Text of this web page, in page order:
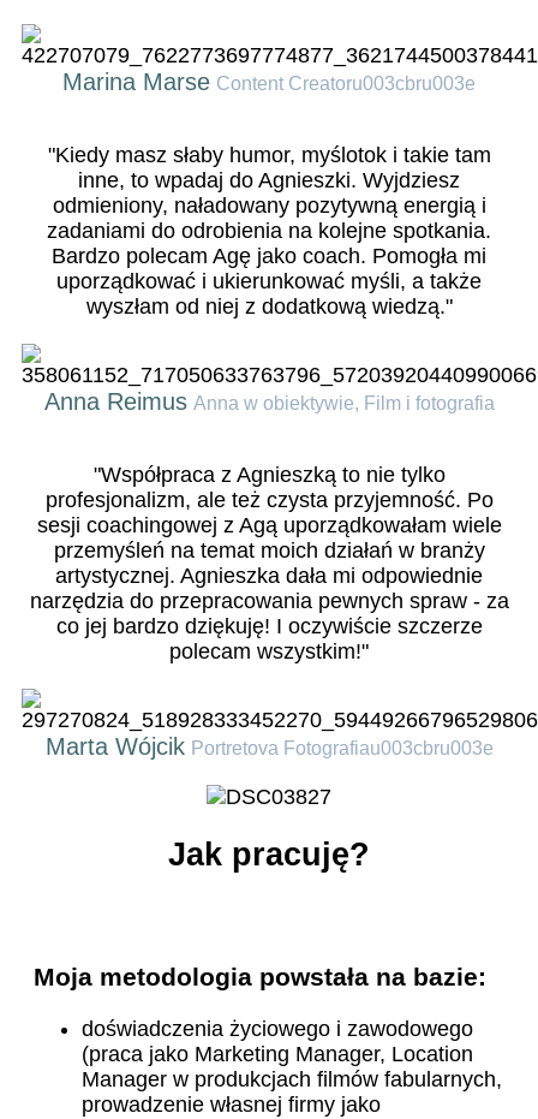
Marina Marse Content Creatoru003cbru003e
"Kiedy masz słaby humor, myślotok i takie tam
inne, to wpadaj do Agnieszki. Wyjdziesz
odmieniony, naładowany pozytywną energią i
zadaniami do odrobienia na kolejne spotkania.
Bardzo polecam Agę jako coach. Pomogła mi
uporządkować i ukierunkować myśli, a także
wyszłam od niej z dodatkową wiedzą."
Anna Reimus Anna w obiektywie, Film i fotografia
"Współpraca z Agnieszką to nie tylko
profesjonalizm, ale też czysta przyjemność. Po
sesji coachingowej z Agą uporządkowałam wiele
przemyśleń na temat moich działań w branży
artystycznej. Agnieszka dała mi odpowiednie
narzędzia do przepracowania pewnych spraw - za
co jej bardzo dziękuję! I oczywiście szczerze
polecam wszystkim!"
Marta Wójcik Portretova Fotografiau003cbru003e
Jak pracuję?
Moja metodologia powstała na bazie:
doświadczenia życiowego i zawodowego
(praca jako Marketing Manager, Location
Manager w produkcjach filmów fabularnych,
prowadzenie własnej firmy jako